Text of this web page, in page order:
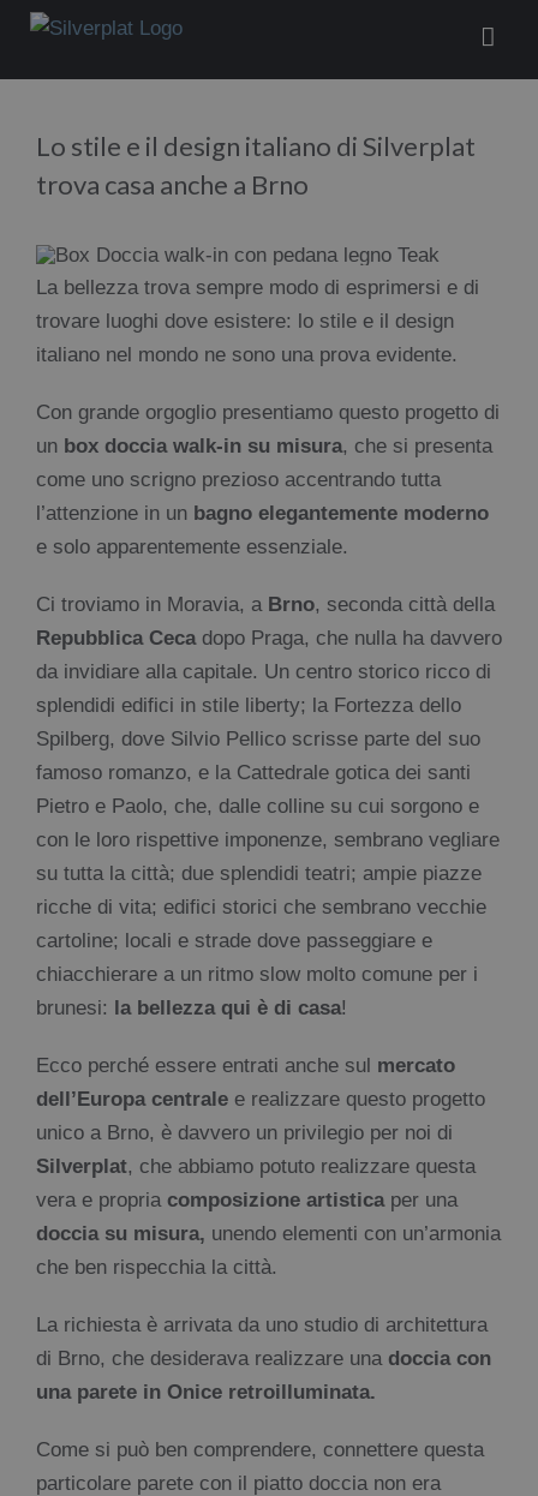
Salta
contenuto
Lo stile e il design italiano di Silverplat
trova casa anche a Brno
La bellezza trova sempre modo di esprimersi e di
trovare luoghi dove esistere: lo stile e il design
italiano nel mondo ne sono una prova evidente.
Con grande orgoglio presentiamo questo progetto di
un box doccia walk-in su misura, che si presenta
come uno scrigno prezioso accentrando tutta
l’attenzione in un bagno elegantemente moderno
e solo apparentemente essenziale.
Ci troviamo in Moravia, a Brno, seconda città della
Repubblica Cecadopo Praga, che nulla ha davvero
da invidiare alla capitale. Un centro storico ricco di
splendidi edifici in stile liberty; la Fortezza dello
Spilberg, dove Silvio Pellico scrisse parte del suo
famoso romanzo, e la Cattedrale gotica dei santi
Pietro e Paolo, che, dalle colline su cui sorgono e
con le loro rispettive imponenze, sembrano vegliare
su tutta la città; due splendidi teatri; ampie piazze
ricche di vita; edifici storici che sembrano vecchie
cartoline; locali e strade dove passeggiare e
chiacchierare a un ritmo slow molto comune per i
brunesi: la bellezza qui è di casa!
Ecco perché essere entrati anche sul mercato
dell’Europa centrale e realizzare questo progetto
unico a Brno, è davvero un privilegio per noi di
Silverplat, che abbiamo potuto realizzare questa
vera e propria composizione artisticaper una
doccia su misura, unendo elementi con un’armonia
che ben rispecchia la città.
La richiesta è arrivata da uno studio di architettura
di Brno, che desiderava realizzare una doccia con
una parete in Onice retroilluminata.
Come si può ben comprendere, connettere questa
particolare parete con il piatto doccia non era